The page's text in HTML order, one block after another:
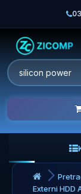
Externi HDD